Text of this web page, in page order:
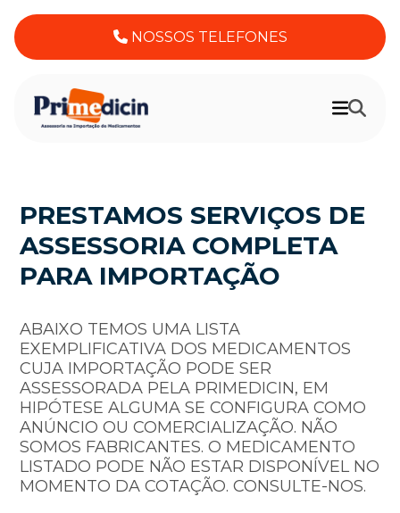
NOSSOS TELEFONES
PRESTAMOS SERVIÇOS DE
ASSESSORIA COMPLETA
PARA IMPORTAÇÃO
ABAIXO TEMOS UMA LISTA
EXEMPLIFICATIVA DOS MEDICAMENTOS
CUJA IMPORTAÇÃO PODE SER
ASSESSORADA PELA PRIMEDICIN, EM
HIPÓTESE ALGUMA SE CONFIGURA COMO
ANÚNCIO OU COMERCIALIZAÇÃO. NÃO
SOMOS FABRICANTES. O MEDICAMENTO
LISTADO PODE NÃO ESTAR DISPONÍVEL NO
MOMENTO DA COTAÇÃO. CONSULTE-NOS.